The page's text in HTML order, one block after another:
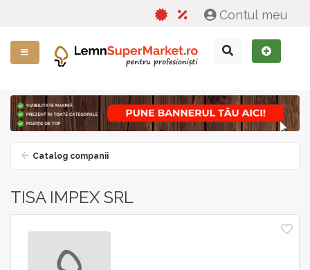
Contul meu
Catalog companii
TISA IMPEX SRL